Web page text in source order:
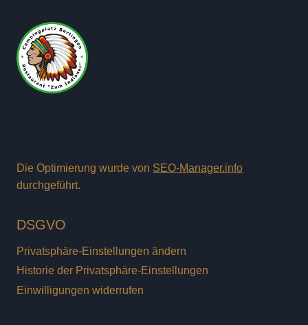
Die Optimierung wurde von SEO-Manager.info
durchgeführt.
DSGVO
Privatsphäre-Einstellungen ändern
Historie der Privatsphäre-Einstellungen
Einwilligungen widerrufen